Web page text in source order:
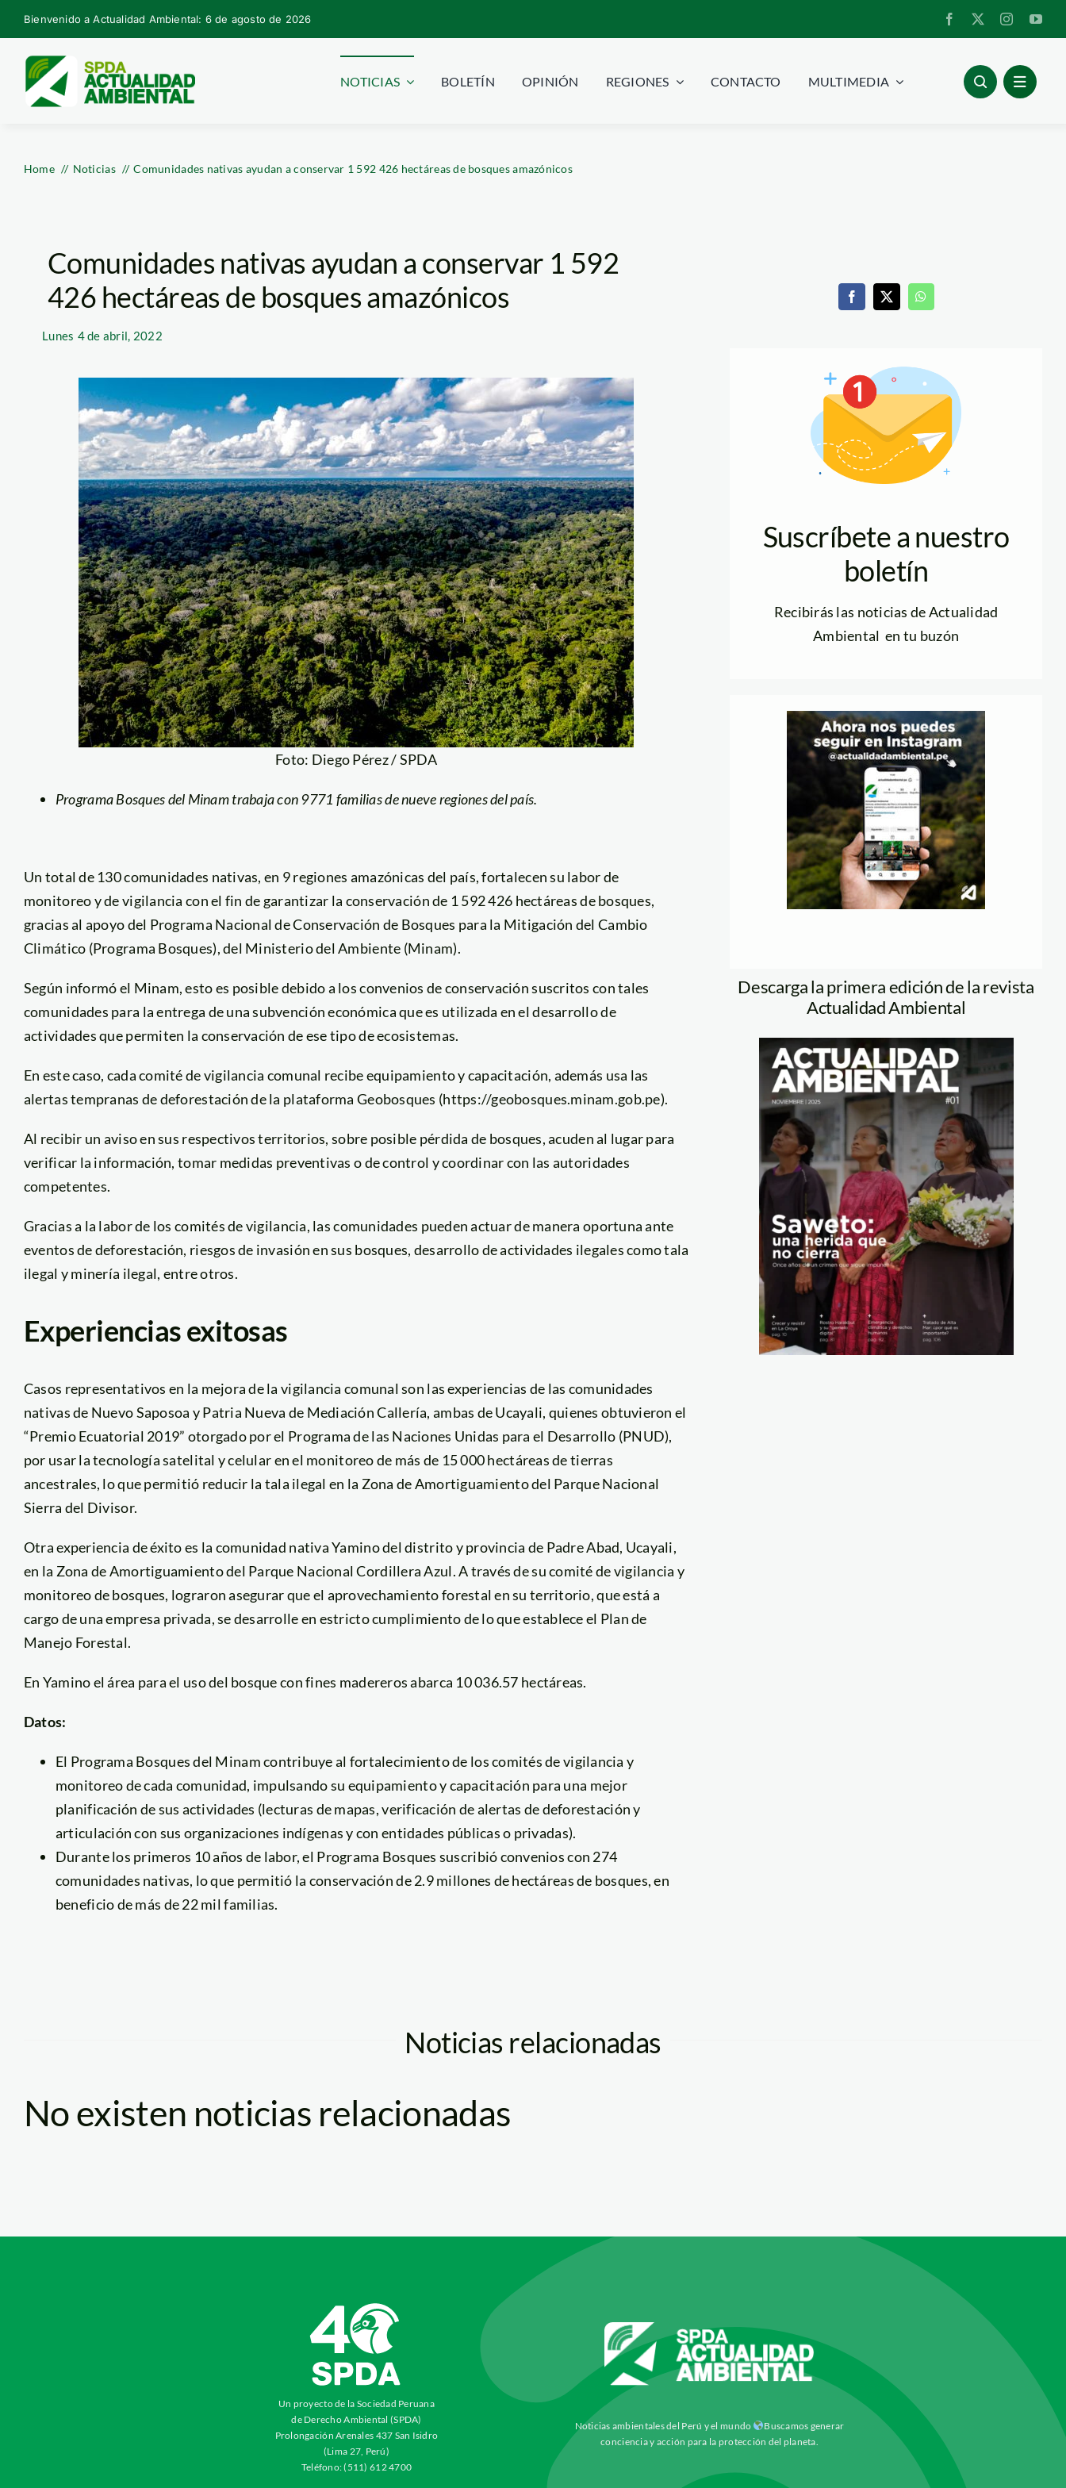
Skip
to
content
Bienvenido a Actualidad Ambiental: 6 de agosto de 2026
NOTICIAS BOLETÍN OPINIÓN REGIONES CONTACTO MULTIMEDIA
Home Noticias Comunidades nativas ayudan a conservar 1 592 426 hectáreas de bosques amazónicos
Comunidades nativas ayudan a conservar 1 592
426 hectáreas de bosques amazónicos
Lunes 4 de abril, 2022
Foto: Diego Pérez / SPDA
Programa Bosques del Minam trabaja con 9771 familias de nueve regiones del país.
Un total de 130 comunidades nativas, en 9 regiones amazónicas del país, fortalecen su labor de
monitoreo y de vigilancia con el fin de garantizar la conservación de 1 592 426 hectáreas de bosques,
gracias al apoyo del Programa Nacional de Conservación de Bosques para la Mitigación del Cambio
Climático (Programa Bosques), del Ministerio del Ambiente (Minam).
Según informó el Minam, esto es posible debido a los convenios de conservación suscritos con tales
comunidades para la entrega de una subvención económica que es utilizada en el desarrollo de
actividades que permiten la conservación de ese tipo de ecosistemas.
En este caso, cada comité de vigilancia comunal recibe equipamiento y capacitación, además usa las
alertas tempranas de deforestación de la plataforma Geobosques (https://geobosques.minam.gob.pe).
Al recibir un aviso en sus respectivos territorios, sobre posible pérdida de bosques, acuden al lugar para
verificar la información, tomar medidas preventivas o de control y coordinar con las autoridades
competentes.
Gracias a la labor de los comités de vigilancia, las comunidades pueden actuar de manera oportuna ante
eventos de deforestación, riesgos de invasión en sus bosques, desarrollo de actividades ilegales como tala
ilegal y minería ilegal, entre otros.
Experiencias exitosas
Casos representativos en la mejora de la vigilancia comunal son las experiencias de las comunidades
nativas de Nuevo Saposoa y Patria Nueva de Mediación Callería, ambas de Ucayali, quienes obtuvieron el
“Premio Ecuatorial 2019” otorgado por el Programa de las Naciones Unidas para el Desarrollo (PNUD),
por usar la tecnología satelital y celular en el monitoreo de más de 15 000 hectáreas de tierras
ancestrales, lo que permitió reducir la tala ilegal en la Zona de Amortiguamiento del Parque Nacional
Sierra del Divisor.
Otra experiencia de éxito es la comunidad nativa Yamino del distrito y provincia de Padre Abad, Ucayali,
en la Zona de Amortiguamiento del Parque Nacional Cordillera Azul. A través de su comité de vigilancia y
monitoreo de bosques, lograron asegurar que el aprovechamiento forestal en su territorio, que está a
cargo de una empresa privada, se desarrolle en estricto cumplimiento de lo que establece el Plan de
Manejo Forestal.
En Yamino el área para el uso del bosque con fines madereros abarca 10 036.57 hectáreas.
Datos:
El Programa Bosques del Minam contribuye al fortalecimiento de los comités de vigilancia y
monitoreo de cada comunidad, impulsando su equipamiento y capacitación para una mejor
planificación de sus actividades (lecturas de mapas, verificación de alertas de deforestación y
articulación con sus organizaciones indígenas y con entidades públicas o privadas).
Durante los primeros 10 años de labor, el Programa Bosques suscribió convenios con 274
comunidades nativas, lo que permitió la conservación de 2.9 millones de hectáreas de bosques, en
beneficio de más de 22 mil familias.
Suscríbete a nuestro
boletín
Recibirás las noticias de Actualidad
Ambiental en tu buzón
Descarga la primera edición de la revista
Actualidad Ambiental
Noticias relacionadas
No existen noticias relacionadas
Un proyecto de la Sociedad Peruana
de Derecho Ambiental (SPDA)
Prolongación Arenales 437 San Isidro
(Lima 27, Perú)
Teléfono: (511) 612 4700
Noticias ambientales del Perú y el mundo
Buscamos generar
conciencia y acción para la protección del planeta.